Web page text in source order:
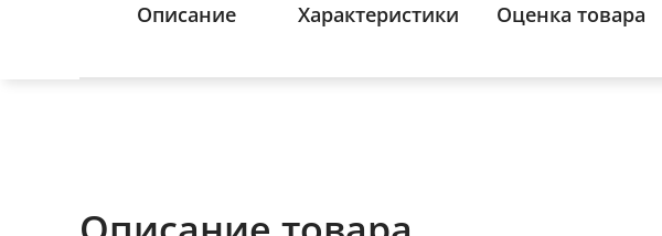
Описание Характеристики Оценка товара